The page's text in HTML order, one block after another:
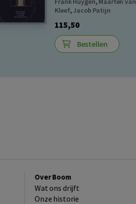
Kleef,Jacob Patijn
115,50
Bestellen
Over Boom
Wat ons drijft
Onze historie